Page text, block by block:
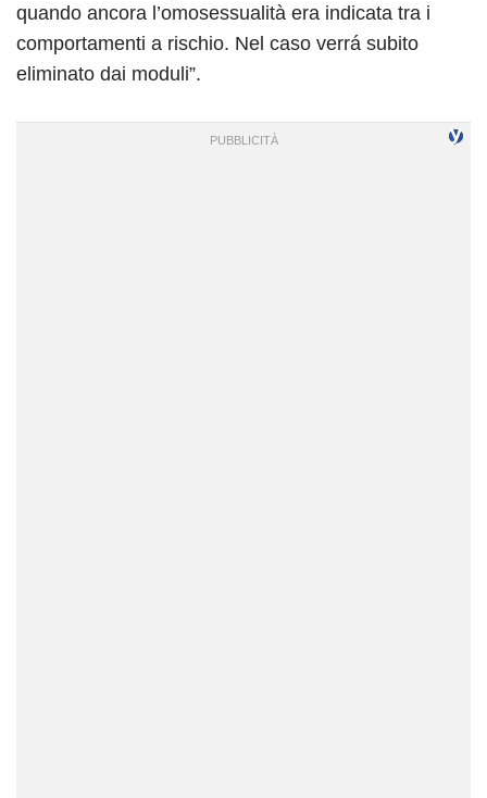
quando ancora l’omosessualità era indicata tra i
comportamenti a rischio. Nel caso verrá subito
eliminato dai moduli”.